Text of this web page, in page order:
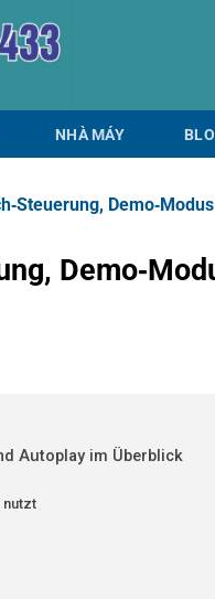
NHÀ MÁY
Autoplay im Überblick
nutzt